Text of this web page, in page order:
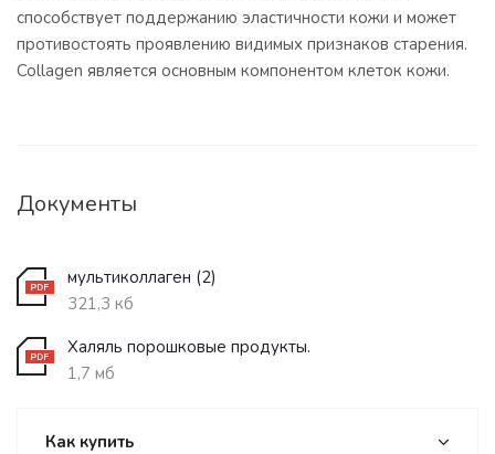
способствует поддержанию эластичности кожи и может
противостоять проявлению видимых признаков старения.
Collagen является основным компонентом клеток кожи.
Документы
мультиколлаген (2)
321,3 кб
Халяль порошковые продукты.
1,7 мб
Как купить